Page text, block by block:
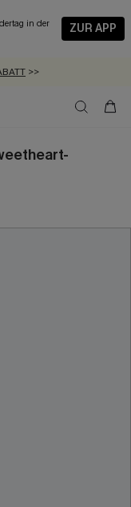
in der
ZUR APP
ARTIKEL >>
>>
ERHALTEN
€